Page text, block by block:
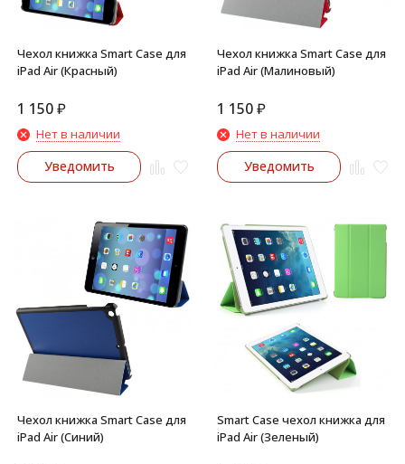
Чехол книжка Smart Case для
iPad Air (Красный)
1 150₽
Нет в наличии
Уведомить
Чехол книжка Smart Case для
iPad Air (Малиновый)
1 150₽
Нет в наличии
Уведомить
Чехол книжка Smart Case для
iPad Air (Синий)
Smart Case чехол книжка для
iPad Air (Зеленый)